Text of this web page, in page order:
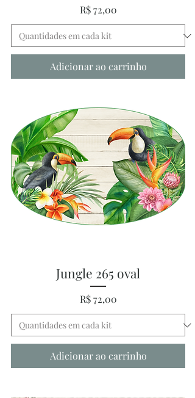
Preço
R$ 72,00
Adicionar ao carrinho
Jungle 265 oval
Preço
R$ 72,00
Adicionar ao carrinho